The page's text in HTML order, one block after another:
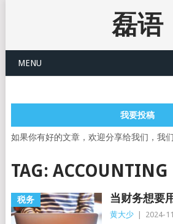
磊语
MENU
我要投稿
如果你有好的文章，欢迎分享给我们，我
TAG: ACCOUNTING
税务 当财务想要
黄大少 2024-